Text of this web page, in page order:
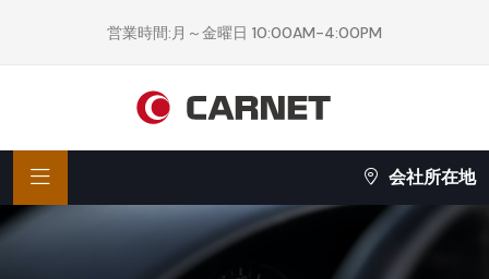
営業時間:月～金曜日 10:00AM-4:00PM
会社所在地